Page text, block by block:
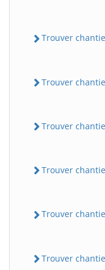
Trouver
Trouver
Trouver
Trouver
Trouver
Trouver